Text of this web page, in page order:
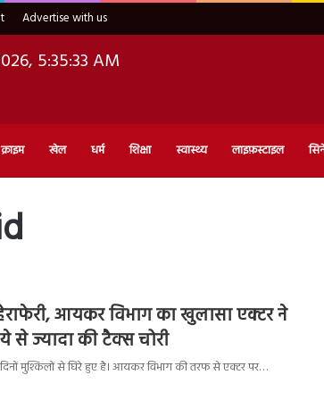
Advertise with us
5:35:34 AM
क्राइम खेल धर्म शिक्षा स्वास्थ्य लाइफ़स्टाइल
आयकर विभाग का खुलासा एक्टर ने
ज्यादा की टैक्स चोरी
मुश्किलों से घिरे हुए है। आयकर विभाग की तरफ से एक्टर पर…